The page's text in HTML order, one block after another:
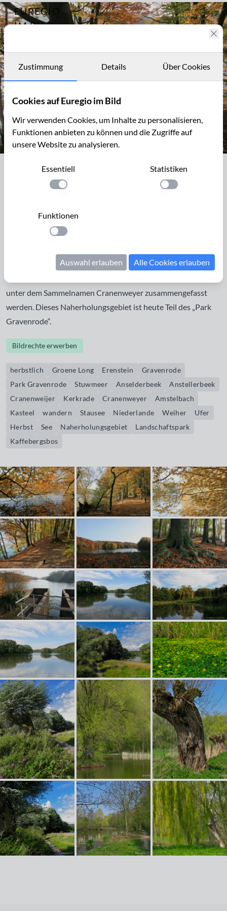
EUREGIO
IM BILD
Archiv
Kontakt
Archiv 3970
Herbst am Cranenweyer
Anselderbeek) und einigen Quellen gespeist. Er ist der
einzige Stausee der Niederlande! Deswegen wird er
dem 20 ha großen Stausee, der inden 70´ Jahren gebaut
unter dem Sammelnamen Cranenweyer zusammengefasst
werden. Dieses Naherholungsgebiet ist heute Teil des „Park
Gravenrode“.
Bildrechte erwerben
herbstlich Groene Long Erenstein
Gravenrode
Park Gravenrode
Stuwmeer Anselderbeek
Anstellerbeek
Cranenweijer
Kerkrade Cranenweyer
Amstelbach
Kasteel
wandern Stausee Niederlande Weiher
Ufer
Herbst
See Naherholungsgebiet
Landschaftspark
Kaffebergsbos
Zustimmung Details Über Cookies
Cookies auf Euregio im Bild
Wir verwenden Cookies, um Inhalte zu personalisieren,
Funktionen anbieten zu können und die Zugriffe auf
unsere Website zu analysieren.
Essentiell
Einstellung anwenden
Statistiken
Einstellung
Funktionen
Einstellung anwenden
Auswahl erlauben Alle Cookies erlauben